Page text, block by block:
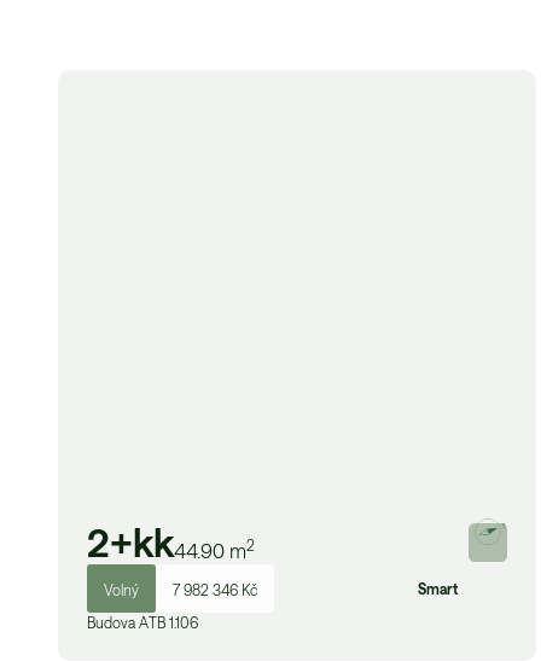
2+kk44.90 m2
Volný 7 982 346 Kč
Smart
Budova ATB 1.106